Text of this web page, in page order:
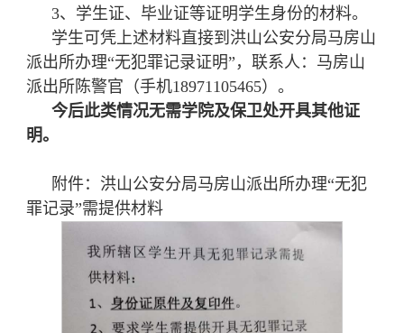
3、学生证、毕业证等证明学生身份的材料。
学生可凭上述材料直接到洪山公安分局马房山
派出所办理“无犯罪记录证明”，联系人：马房山
派出所陈警官（手机18971105465）。
今后此类情况无需学院及保卫处开具其他证
明。
附件：洪山公安分局马房山派出所办理“无犯
罪记录”需提供材料